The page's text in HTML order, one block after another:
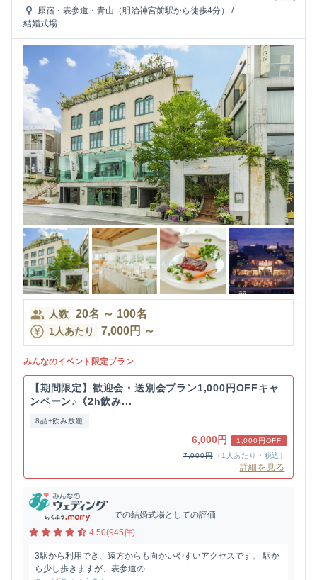
原宿・表参道・青山（明治神宮前駅から徒歩4分）
/
結婚式場
人数 20名 ～ 100名
1人あたり 7,000円 ～
みんなのイベント限定プラン
【期間限定】歓迎会・送別会プラン1,000円OFFキャ
ンペーン♪《2h飲み...
8品+飲み放題
6,000円
1,000円OFF
7,000円
（1人あたり・税込）
詳細を見る
での結婚式場としての評価
4.50(945件)
3駅から利用でき、遠方からも向かいやすいアクセスです。 駅か
ら少し歩きますが、表参道の...